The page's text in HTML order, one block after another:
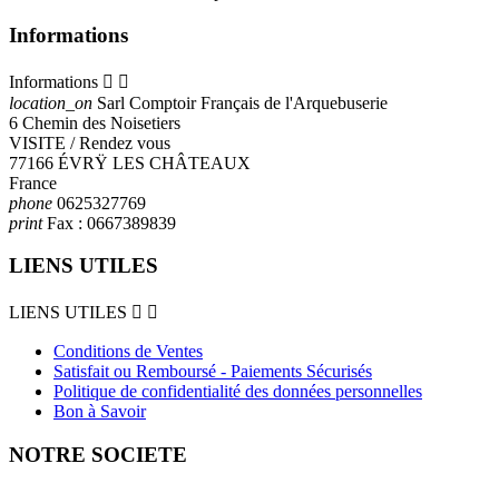
Informations
Informations  
location_on Sarl Comptoir Français de l'Arquebuserie
6 Chemin des Noisetiers
VISITE / Rendez vous
77166 ÉVRŸ LES CHÂTEAUX
France
phone 0625327769
printFax : 0667389839
LIENS UTILES
LIENS UTILES  
Conditions de Ventes
Satisfait ou Remboursé - Paiements Sécurisés
Politique de confidentialité des données personnelles
Bon à Savoir
NOTRE SOCIETE